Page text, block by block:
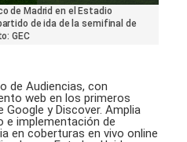
de Madrid en el Estadio
de ida de la semifinal de
GEC
de Audiencias, con
web en los primeros
y Discover. Amplia
e implementación de
en coberturas en vivo online